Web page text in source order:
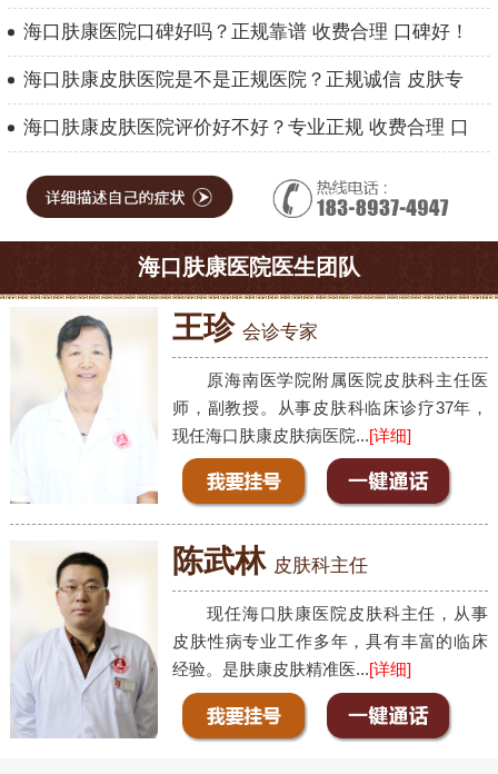
海口肤康医院口碑好吗？正规靠谱 收费合理 口碑好！
海口肤康皮肤医院是不是正规医院？正规诚信 皮肤专
海口肤康皮肤医院评价好不好？专业正规 收费合理 口
海口肤康医院医生团队
王珍 会诊专家
原海南医学院附属医院皮肤科主任医
师，副教授。从事皮肤科临床诊疗37年，
现任海口肤康皮肤病医院...[详细]
陈武林 皮肤科主任
现任海口肤康医院皮肤科主任，从事
皮肤性病专业工作多年，具有丰富的临床
经验。是肤康皮肤精准医...[详细]